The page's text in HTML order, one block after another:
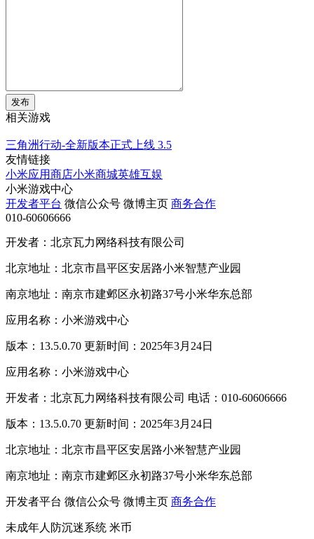
发布
相关游戏
三角洲行动-全新版本正式上线 3.5
友情链接
小米应用商店小米商城英雄互娱
小米游戏中心
开发者平台 微信公众号 微博主页 商务合作
010-60606666
开发者：北京瓦力网络科技有限公司
北京地址：北京市昌平区安居路小米智慧产业园
南京地址：南京市建邺区永初路37号小米华东总部
应用名称：小米游戏中心
版本：13.5.0.70 更新时间：2025年3月24日
应用名称：小米游戏中心
开发者：北京瓦力网络科技有限公司 电话：010-60606666
版本：13.5.0.70 更新时间：2025年3月24日
北京地址：北京市昌平区安居路小米智慧产业园
南京地址：南京市建邺区永初路37号小米华东总部
开发者平台 微信公众号 微博主页 商务合作
未成年人防沉迷系统 米币